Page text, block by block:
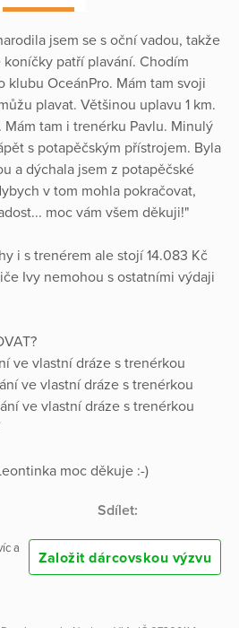
jsem se s oční vadou, takže
patří plavání. Chodím
klubu OceánPro. Mám tam svoji
plavat. Většinou uplavu 1 km.
tam i trenérku Pavlu. Minulý
s potapěčským přístrojem. Byla
a dýchala jsem z potapěčské
v tom mohla pokračovat,
moc vám všem děkuji!"
i s trenérem ale stojí 14.083 Kč
Ivy nemohou s ostatními výdaji
ve vlastní dráze s trenérkou
ve vlastní dráze s trenérkou
ve vlastní dráze s trenérkou
moc děkuje :-)
Sdílet:
a
Založit dárcovskou výzvu